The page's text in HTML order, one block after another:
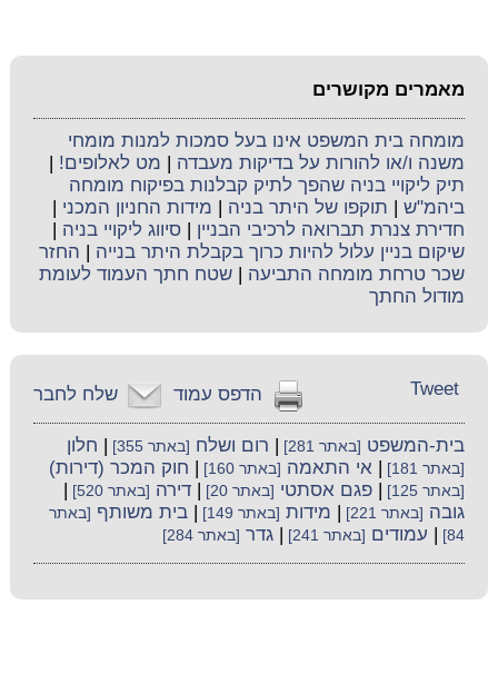
מאמרים מקושרים
מומחה בית המשפט אינו בעל סמכות למנות מומחי
משנה ו/או להורות על בדיקות מעבדה
מט לאלופים!
תיק ליקויי בניה שהפך לתיק קבלנות בפיקוח מומחה
ביהמ"ש
תוקפו של היתר בניה מידות החניון המכני
חדירת צנרת תברואה לרכיבי הבניין |סיווג ליקויי בניה
שיקום בניין עלול להיות כרוך בקבלת היתר בנייה
החזר
שכר טרחת מומחה התביעה |שטח חתך העמוד לעומת
מודול החתך
שלח לחבר הדפס עמוד Tweet
בית-המשפט [באתר 281] רום ושלח [באתר 355] חלון
[באתר 181] |אי התאמה [באתר 160] חוק המכר (דירות)
[באתר 125] |פגם אסתטי [באתר 20] |דירה [באתר 520]
גובה [באתר 221] מידות [באתר 149] |בית משותף [באתר
84]
עמודים [באתר 241] |גדר [באתר 284]